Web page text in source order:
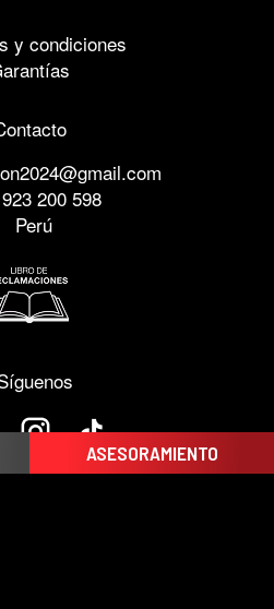
y condiciones
200 598
Perú
ASESORAMIENTO